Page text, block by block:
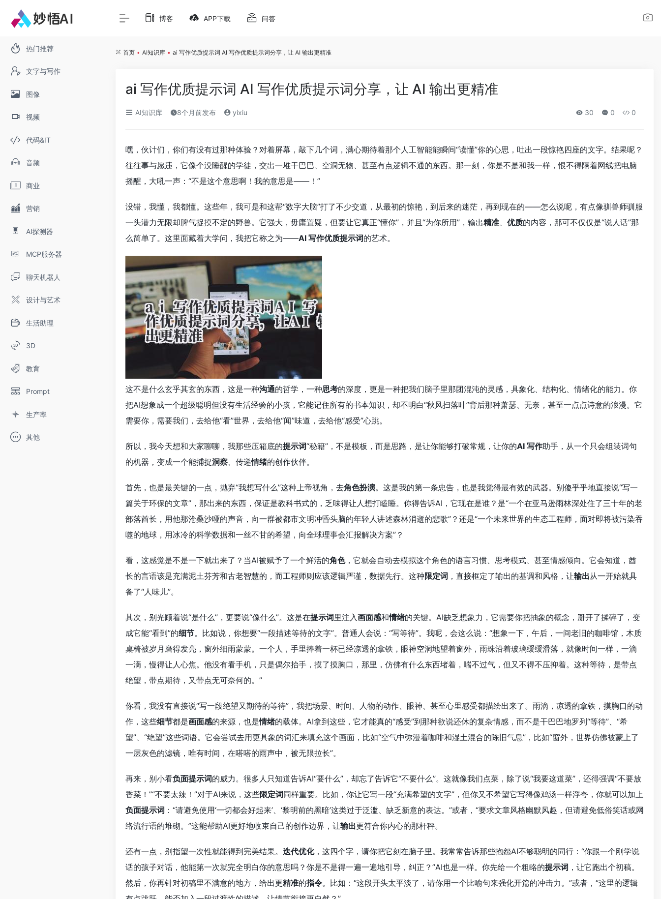
热门推荐
文字与写作
图像
视频
代码&IT
音频
商业
营销
AI探测器
MCP服务器
聊天机器人
设计与艺术
生活助理
3D
教育
Prompt
生产率
其他
博客 APP下载 问答
首页 • AI知识库 • ai 写作优质提示词 AI 写作优质提示词分享，让 AI 输出更精准
ai 写作优质提示词 AI 写作优质提示词分享，让 AI 输出更精准
AI知识库 8个月前发布 yixiu 30 0 0
嘿，伙计们，你们有没有过那种体验？对着屏幕，敲下几个词，满心期待着那个人工智能能瞬间“读懂”你的心思，吐出一段惊艳四座的文字。结果呢？
往往事与愿违，它像个没睡醒的学徒，交出一堆干巴巴、空洞无物、甚至有点逻辑不通的东西。那一刻，你是不是和我一样，恨不得隔着网线把电脑
摇醒，大吼一声：“不是这个意思啊！我的意思是——！”
没错，我懂，我都懂。这些年，我可是和这帮“数字大脑”打了不少交道，从最初的惊艳，到后来的迷茫，再到现在的——怎么说呢，有点像驯兽师驯服
一头潜力无限却脾气捉摸不定的野兽。它强大，毋庸置疑，但要让它真正“懂你”，并且“为你所用”，输出精准、 优质的内容，那可不仅仅是“说人话”那
么简单了。这里面藏着大学问，我把它称之为——AI 写作优质提示词的艺术。
这不是什么玄乎其玄的东西，这是一种沟通的哲学，一种思考的深度，更是一种把我们脑子里那团混沌的灵感，具象化、结构化、情绪化的能力。你
把AI想象成一个超级聪明但没有生活经验的小孩，它能记住所有的书本知识，却不明白“秋风扫落叶”背后那种萧瑟、无奈，甚至一点点诗意的浪漫。它
需要你，需要我们，去给他“看”世界，去给他“闻”味道，去给他“感受”心跳。
所以，我今天想和大家聊聊，我那些压箱底的提示词“秘籍”，不是模板，而是思路，是让你能够打破常规，让你的AI 写作助手，从一个只会组装词句
的机器，变成一个能捕捉洞察、传递情绪的创作伙伴。
首先，也是最关键的一点，抛弃“我想写什么”这种上帝视角，去角色扮演。这是我的第一条忠告，也是我觉得最有效的武器。别傻乎乎地直接说“写一
篇关于环保的文章”，那出来的东西，保证是教科书式的，乏味得让人想打瞌睡。你得告诉AI，它现在是谁？是“一个在亚马逊雨林深处住了三十年的老
部落酋长，用他那沧桑沙哑的声音，向一群被都市文明冲昏头脑的年轻人讲述森林消逝的悲歌”？还是“一个未来世界的生态工程师，面对即将被污染吞
噬的地球，用冰冷的科学数据和一丝不甘的希望，向全球理事会汇报解决方案”？
看，这感觉是不是一下就出来了？当AI被赋予了一个鲜活的角色，它就会自动去模拟这个角色的语言习惯、思考模式、甚至情感倾向。它会知道，酋
长的言语该是充满泥土芬芳和古老智慧的，而工程师则应该逻辑严谨，数据先行。这种限定词 ，直接框定了输出的基调和风格，让输出从一开始就具
备了“人味儿”。
其次，别光顾着说“是什么”，更要说“像什么”。这是在提示词里注入画面感和情绪的关键。AI缺乏想象力，它需要你把抽象的概念，掰开了揉碎了，变
成它能“看到”的细节。比如说，你想要“一段描述等待的文字”。普通人会说：“写等待”。我呢，会这么说：“想象一下，午后，一间老旧的咖啡馆，木质
桌椅被岁月磨得发亮，窗外细雨蒙蒙。一个人，手里捧着一杯已经凉透的拿铁，眼神空洞地望着窗外，雨珠沿着玻璃缓缓滑落，就像时间一样，一滴
一滴，慢得让人心焦。他没有看手机，只是偶尔抬手，摸了摸胸口，那里，仿佛有什么东西堵着，喘不过气，但又不得不压抑着。这种等待，是带点
绝望，带点期待，又带点无可奈何的。”
你看，我没有直接说“写一段绝望又期待的等待”，我把场景、时间、人物的动作、眼神、甚至心里感受都描绘出来了。雨滴，凉透的拿铁，摸胸口的动
作，这些细节都是画面感的来源，也是情绪的载体。AI拿到这些，它才能真的“感受”到那种欲说还休的复杂情感，而不是干巴巴地罗列“等待”、“希
望”、“绝望”这些词语。它会尝试去用更具象的词汇来填充这个画面，比如“空气中弥漫着咖啡和湿土混合的陈旧气息”，比如“窗外，世界仿佛被蒙上了
一层灰色的滤镜，唯有时间，在嗒嗒的雨声中，被无限拉长”。
再来，别小看负面提示词的威力。很多人只知道告诉AI“要什么”，却忘了告诉它“不要什么”。这就像我们点菜，除了说“我要这道菜”，还得强调“不要放
香菜！”“不要太辣！”对于AI来说，这些限定词同样重要。比如，你让它写一段“充满希望的文字”，但你又不希望它写得像鸡汤一样浮夸，你就可以加上
负面提示词 ：“请避免使用‘一切都会好起来’、‘黎明前的黑暗’这类过于泛滥、缺乏新意的表达。”或者，“要求文章风格幽默风趣，但请避免低俗笑话或网
络流行语的堆砌。”这能帮助AI更好地收束自己的创作边界，让输出更符合你内心的那杆秤。
还有一点，别指望一次性就能得到完美结果。 迭代优化，这四个字，请你把它刻在脑子里。我常常告诉那些抱怨AI不够聪明的同行：“你跟一个刚学说
话的孩子对话，他能第一次就完全明白你的意思吗？你是不是得一遍一遍地引导，纠正？”AI也是一样。你先给一个粗略的提示词 ，让它跑出个初稿。
然后，你再针对初稿里不满意的地方，给出更精准的指令。比如：“这段开头太平淡了，请你用一个比喻句来强化开篇的冲击力。”或者，“这里的逻辑